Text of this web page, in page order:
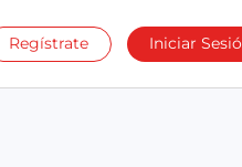
Regístrate Iniciar